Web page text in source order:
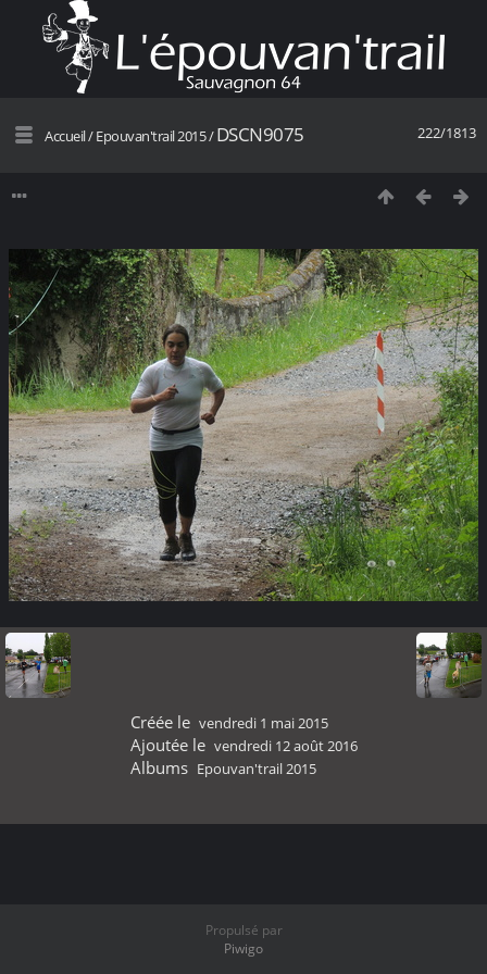
222/1813
Accueil/Epouvan'trail 2015/DSCN9075
Créée le vendredi 1 mai 2015
Ajoutée le vendredi 12 août 2016
Albums Epouvan'trail 2015
Propulsé par
Piwigo